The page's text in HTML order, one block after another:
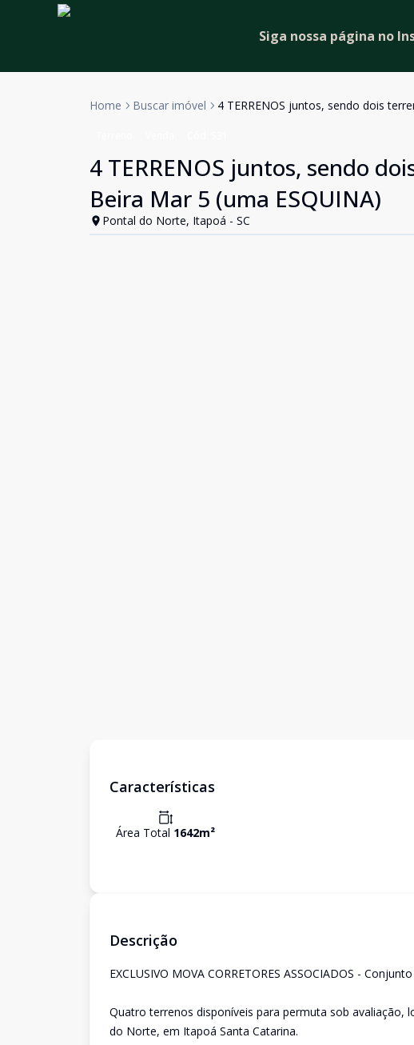
Siga nossa página no
Home Buscar imóvel 4 TERRENOS juntos, sendo dois
4 TERRENOS juntos, sendo
Beira Mar 5 (uma ESQUINA)
Pontal do Norte, Itapoá - SC
Características
Área Total 1642m²
Descrição
EXCLUSIVO MOVA CORRETORES ASSOCIADOS -
Quatro terrenos disponíveis para permuta sob
do Norte, em Itapoá Santa Catarina.